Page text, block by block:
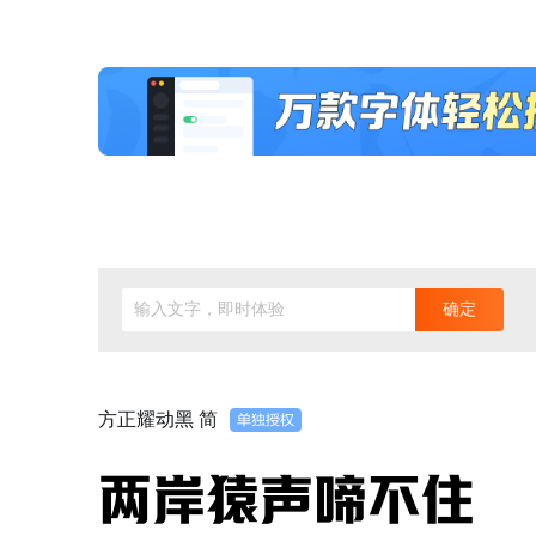
输入文字，即时体验 确定
方正耀动黑 简
两岸猿声啼不住